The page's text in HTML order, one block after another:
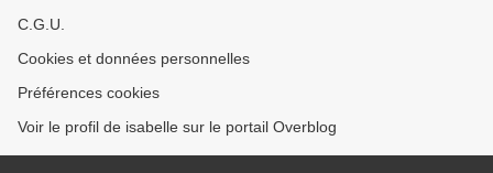
C.G.U.
Cookies et données personnelles
Préférences cookies
Voir le profil de isabelle sur le portail Overblog